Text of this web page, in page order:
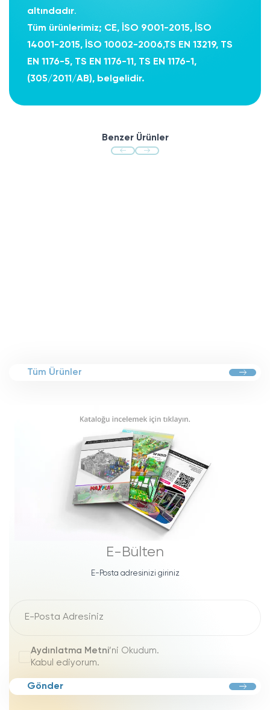
altındadır.
Tüm ürünlerimiz; CE, İSO 9001-2015, İSO
14001-2015, İSO 10002-2006,TS EN 13219, TS
EN 1176-5, TS EN 1176-11, TS EN 1176-1,
(305/2011/AB), belgelidir.
Benzer Ürünler
Tüm Ürünler
E-Bülten
E-Posta adresinizi giriniz
Aydınlatma Metni’ni Okudum.
Kabul ediyorum.
Gönder